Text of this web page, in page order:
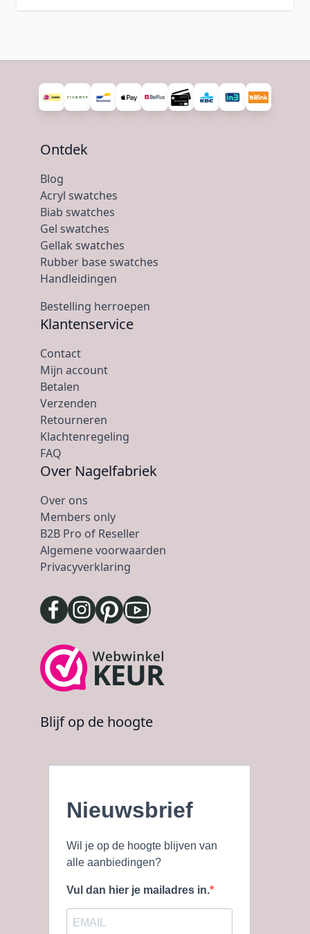
Ontdek
Blog
Acryl swatches
Biab swatches
Gel swatches
Gellak swatches
Rubber base swatches
Handleidingen
Bestelling herroepen
Klantenservice
Contact
Mijn account
Betalen
Verzenden
Retourneren
Klachtenregeling
FAQ
Over Nagelfabriek
Over ons
Members only
B2B Pro of Reseller
Algemene voorwaarden
Privacyverklaring
Blijf op de hoogte
Nieuwsbrief
Wil je op de hoogte blijven van
alle aanbiedingen?
Vul dan hier je mailadres in.